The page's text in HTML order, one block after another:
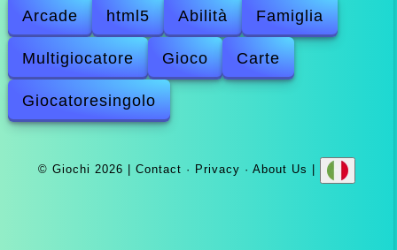
Arcade html5 Abilità Famiglia
Multigiocatore Gioco Carte
Giocatoresingolo
© Giochi 2026 | Contact · Privacy · About Us |